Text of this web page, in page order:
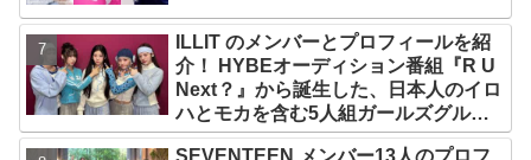
ILLIT のメンバーとプロフィールを紹
介！ HYBEオーディション番組『R U
Next？』から誕生した、日本人のイロ
ハとモカを含む5人組ガールズグルー
プ！ デビュー曲「Magnetic」がいき
SEVENTEEN メンバー13人のプロフ